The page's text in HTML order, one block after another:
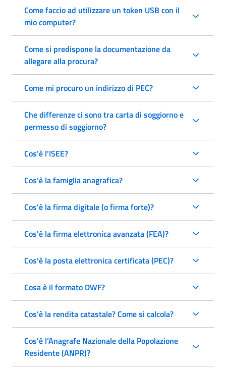
Come faccio ad utilizzare un token USB con il
mio computer?
Come si predispone la documentazione da
allegare alla procura?
Come mi procuro un indirizzo di PEC?
Che differenze ci sono tra carta di soggiorno e
permesso di soggiorno?
Cos'è l'ISEE?
Cos'è la famiglia anagrafica?
Cos'è la firma digitale (o firma forte)?
Cos'è la firma elettronica avanzata (FEA)?
Cos'è la posta elettronica certificata (PEC)?
Cosa è il formato DWF?
Cos'è la rendita catastale? Come si calcola?
Cos'è l’Anagrafe Nazionale della Popolazione
Residente (ANPR)?